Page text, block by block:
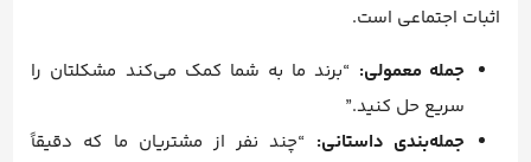
اثبات اجتماعی است.
جمله معمولی: “برند ما به شما کمک می‌کند مشکلتان را
سریع حل کنید.”
جمله‌بندی داستانی: “چند نفر از مشتریان ما که دقیقاً